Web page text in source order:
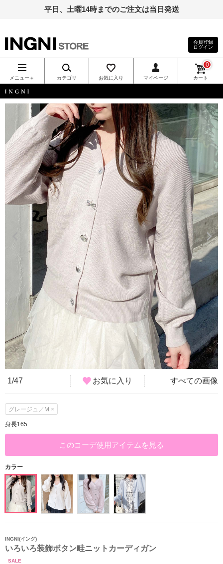
平日、土曜14時までのご注文は当日発送
INGNI（イン
グ）公式通
販｜INGNI
STORE
会員登録
ログイン
メニュー＋ カテゴリ お気に入り マイページ カート
0
INGNI
1/47 お気に入り すべての画像
グレージュ／M ×
身長165
このコーデ使用アイテムを見る
カラー
INGNI(イング)
いろいろ装飾ボタン畦ニットカーディガン
SALE